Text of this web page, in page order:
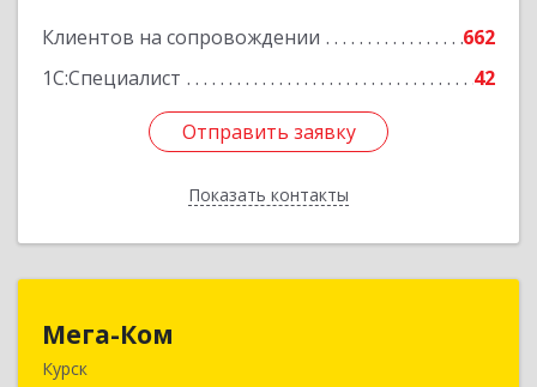
Клиентов на сопровождении
662
1С:Специалист
42
Отправить заявку
Показать контакты
Отправить заявку
Назад
Мега-Ком
Курск
305001, Курская обл, Курск г, Красной Армии ул,